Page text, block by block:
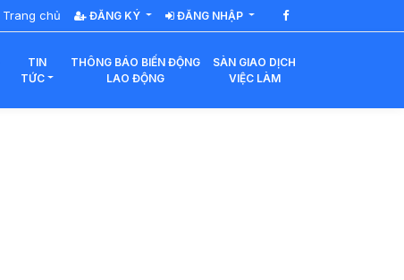
Trang chủ ĐĂNG KÝ ĐĂNG NHẬP
TIN
TỨC
THÔNG BÁO BIẾN ĐỘNG
LAO ĐỘNG
SÀN GIAO DỊCH
VIỆC LÀM